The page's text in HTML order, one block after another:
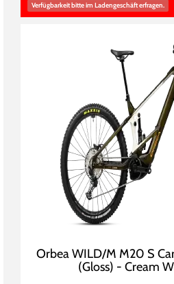
Verfügbarkeit bitte im Ladengeschäft erfragen.
Orbea WILD/M M20 S
(Gloss) - Cream